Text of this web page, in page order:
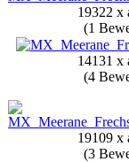
19322 x
(1
14131 x
(4
19109 x
(3